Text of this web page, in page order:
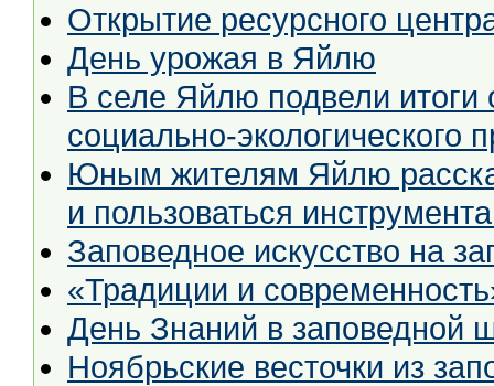
Открытие ресурсного
День урожая в Яйлю
В селе Яйлю подвели итоги
социально-экологического
Юным жителям Яйлю
и пользоваться
Заповедное искусство на
«Традиции и
День Знаний в заповедной
Ноябрьские весточки из